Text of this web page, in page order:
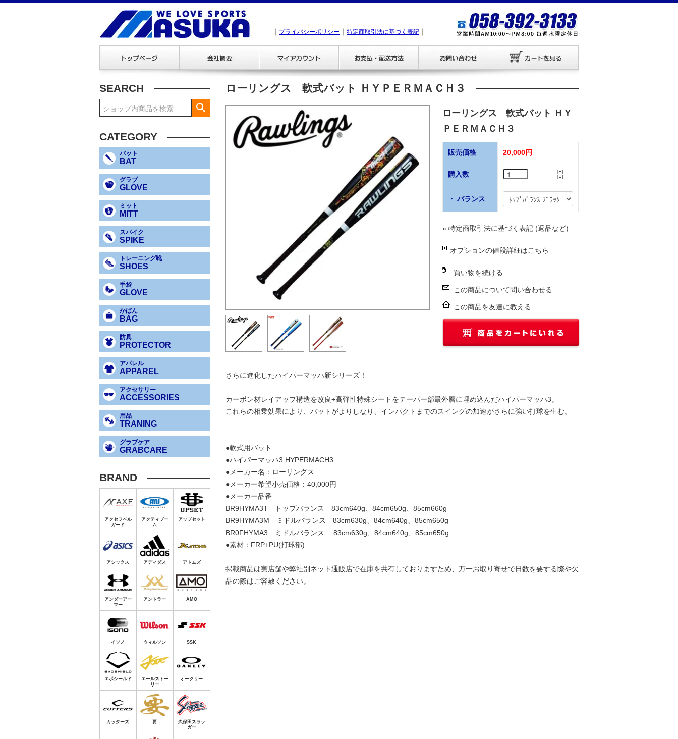
｜ プライバシーポリシー ｜ 特定商取引法に基づく表記 ｜
ローリングス 軟式バット ＨＹＰＥＲＭＡＣＨ３
ローリングス 軟式バット ＨＹ
ＰＥＲＭＡＣＨ３
販売価格 20,000円
購入数
・ バランス
» 特定商取引法に基づく表記 (返品など)
オプションの値段詳細はこちら
買い物を続ける
この商品について問い合わせる
この商品を友達に教える
さらに進化したハイパーマッハ新シリーズ！
カーボン材レイアップ構造を改良+高弾性特殊シートをテーパー部最外層に埋め込んだハイパーマッハ3。
これらの相乗効果により、バットがよりしなり、インパクトまでのスイングの加速がさらに強い打球を生む。
●軟式用バット
●ハイパーマッハ3 HYPERMACH3
●メーカー名：ローリングス
●メーカー希望小売価格：40,000円
●メーカー品番
BR9HYMA3T トップバランス 83cm640g、84cm650g、85cm660g
BR9HYMA3M ミドルバランス 83cm630g、84cm640g、85cm650g
BR0FHYMA3 ミドルバランス 83cm630g、84cm640g、85cm650g
●素材：FRP+PU(打球部)
掲載商品は実店舗や弊社別ネット通販店で在庫を共有しておりますため、万一お取り寄せで日数を要する際や欠
品の際はご容赦ください。
SEARCH
CATEGORY
バット
BAT
グラブ
GLOVE
ミット
MITT
スパイク
SPIKE
トレーニング靴
SHOES
手袋
GLOVE
かばん
BAG
防具
PROTECTOR
アパレル
APPAREL
アクセサリー
ACCESSORIES
用品
TRANING
グラブケア
GRABCARE
BRAND